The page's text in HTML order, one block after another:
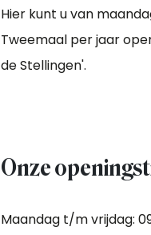
Hier kunt u van
Tweemaal per jaar
de Stellingen'.
Onze
Maandag t/m vrijdag: